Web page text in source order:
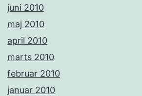
juni 2010
maj 2010
april 2010
marts 2010
februar 2010
januar 2010